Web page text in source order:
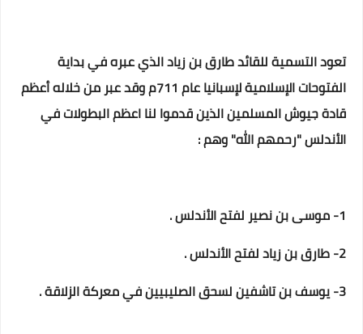
تعود التسمية للقائد طارق بن زياد الذي عبره في بداية
الفتوحات الإسلامية لإسبانيا عام 711م وقد عبر من خلاله أعظم
قادة جيوش المسلمين الذين قدموا لنا اعظم البطولات في
الأندلس "رحمهم الله" وهم :
1- موسى بن نصير لفتح الأندلس .
2- طارق بن زياد لفتح الأندلس .
3- يوسف بن تاشفين لسحق الصليبيين في معركة الزلاقة .